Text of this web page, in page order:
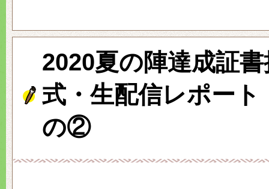
2020夏の陣達成証
式・生配信レポー
の②